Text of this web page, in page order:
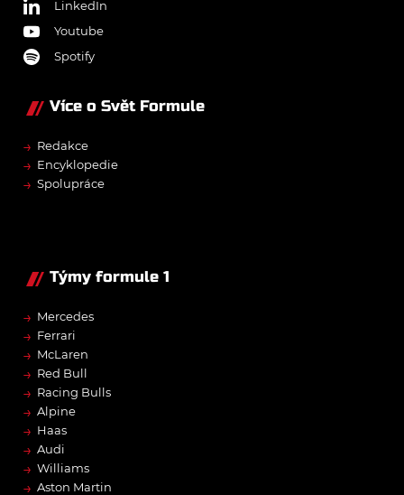
LinkedIn
Youtube
Spotify
Více o Svět Formule
→ Redakce
→ Encyklopedie
→ Spolupráce
Týmy formule 1
→ Mercedes
→ Ferrari
→ McLaren
→ Red Bull
→ Racing Bulls
→ Alpine
→ Haas
→ Audi
→ Williams
→ Aston Martin